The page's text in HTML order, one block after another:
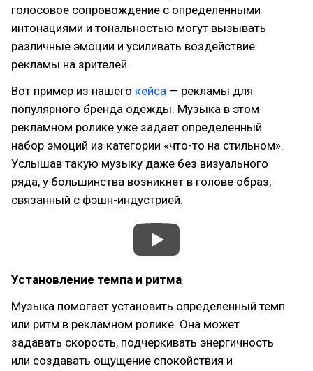
голосовое сопровождение с определенными
интонациями и тональностью могут вызывать
различные эмоции и усиливать воздействие
рекламы на зрителей.
Вот пример из нашего кейса — рекламы для
популярного бренда одежды. Музыка в этом
рекламном ролике уже задает определенный
набор эмоций из категории «что-то на стильном».
Услышав такую музыку даже без визуального
ряда, у большинства возникнет в голове образ,
связанный с фэшн-индустрией.
Установление темпа и ритма
Музыка помогает установить определенный темп
или ритм в рекламном ролике. Она может
задавать скорость, подчеркивать энергичность
или создавать ощущение спокойствия и